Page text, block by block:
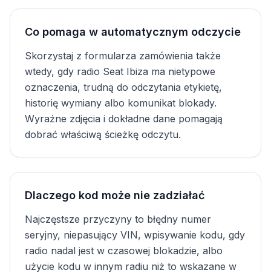
Co pomaga w automatycznym odczycie
Skorzystaj z formularza zamówienia także
wtedy, gdy radio Seat Ibiza ma nietypowe
oznaczenia, trudną do odczytania etykietę,
historię wymiany albo komunikat blokady.
Wyraźne zdjęcia i dokładne dane pomagają
dobrać właściwą ścieżkę odczytu.
Dlaczego kod może nie zadziałać
Najczęstsze przyczyny to błędny numer
seryjny, niepasujący VIN, wpisywanie kodu, gdy
radio nadal jest w czasowej blokadzie, albo
użycie kodu w innym radiu niż to wskazane w